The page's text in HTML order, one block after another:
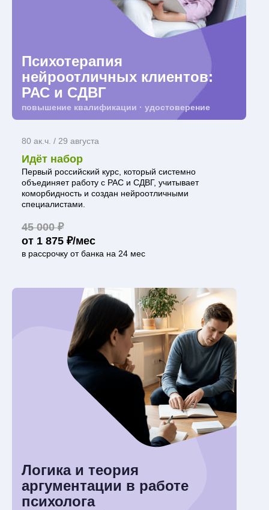
Психотерапия
нейроотличных клиентов:
РАС и СДВГ
повышение квалификации · удостоверение
80 ак.ч. / 29 августа
Идёт набор
Первый российский курс, который системно
объединяет работу с РАС и СДВГ, учитывает
коморбидность и создан нейроотличными
специалистами.
45 000 ₽
от 1 875 ₽/мес
в рассрочку от банка на 24 мес
Логика и теория
аргументации в работе
психолога